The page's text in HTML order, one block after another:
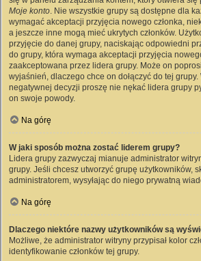
Moje konto. Nie wszystkie grupy są dostępne dla
wymagać akceptacji przyjęcia nowego członka,
a jeszcze inne mogą mieć ukrytych członków.
przyjęcie do danej grupy, naciskając odpowiedni
do grupy, która wymaga akceptacji przyjęcia
zaakceptowana przez lidera grupy. Może on
wyjaśnień, dlaczego chce on dołączyć do tej
negatywnej decyzji proszę nie nękać lidera grupy
on swoje powody.
Na górę
W jaki sposób można zostać liderem grupy?
Lidera grupy zazwyczaj mianuje administrator
grupy. Jeśli chcesz utworzyć grupę użytkowników,
administratorem, wysyłając do niego prywatną
Na górę
Dlaczego niektóre nazwy użytkowników są
Możliwe, że administrator witryny przypisał kolor
identyfikowanie członków tej grupy.